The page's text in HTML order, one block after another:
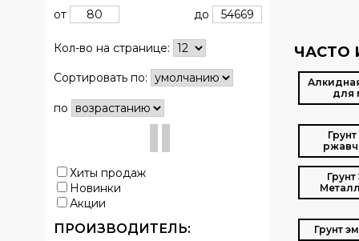
от до
Кол-во на странице:
Сортировать по:
по
Хиты продаж
Новинки
Акции
ПРОИЗВОДИТЕЛЬ:
ЧАСТО
для
Грунт